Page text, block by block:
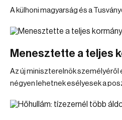
A külhoni magyarság és a
Menesztette a teljes
Az új miniszterelnök
négyen lehetnek esélyesek a